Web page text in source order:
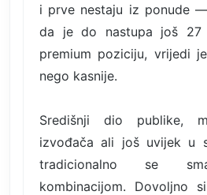
i prve nestaju iz ponude
da je do nastupa još 27
premium poziciju, vrijedi
nego kasnije.
Središnji dio publike,
izvođača ali još uvijek u
tradicionalno se
kombinacijom. Dovoljno